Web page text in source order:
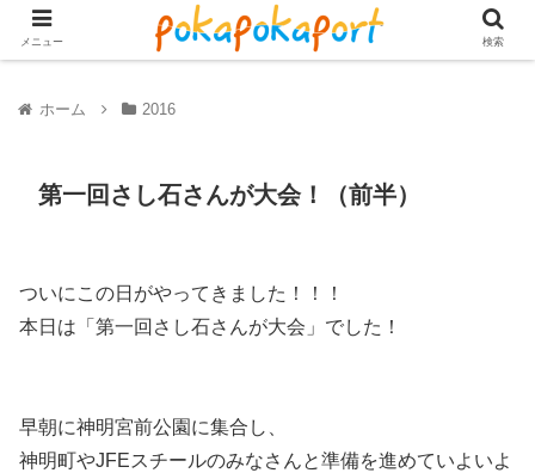
ホーム 2016
第一回さし石さんが大会！（前半）
ついにこの日がやってきました！！！
本日は「第一回さし石さんが大会」でした！
早朝に神明宮前公園に集合し、
神明町やJFEスチールのみなさんと準備を進めていよいよ
メニュー 検索